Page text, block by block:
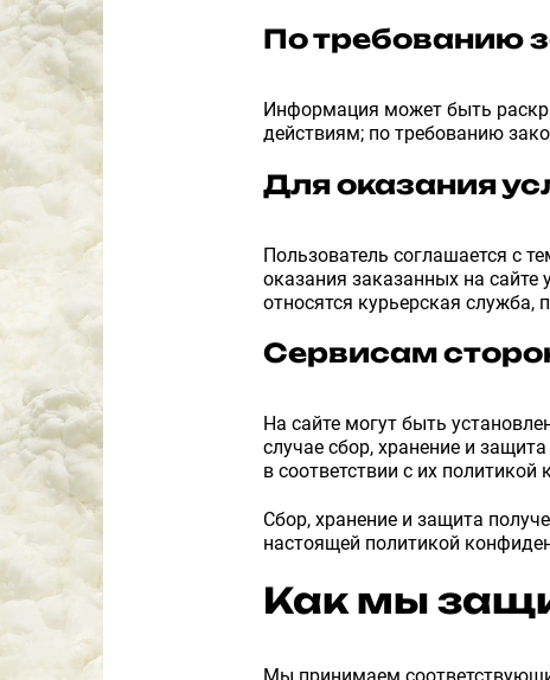
По требованию
Информация может быть
действиям; по требованию
Для оказания
Пользователь соглашается с
оказания заказанных на
относятся курьерская
Сервисам
На сайте могут быть
случае сбор, хранение и
в соответствии с их
Сбор, хранение и защита
настоящей политикой
Как мы